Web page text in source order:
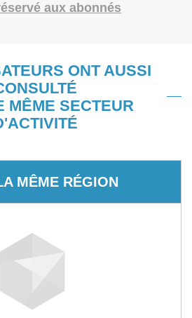
aux abonnés
ONT AUSSI
MÊME SECTEUR
MÊME RÉGION